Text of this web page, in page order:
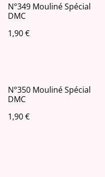
N°349 Mouliné Spécial
DMC
1,90 €
N°350 Mouliné Spécial
DMC
1,90 €